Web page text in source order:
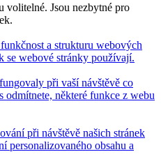
volitelné. Jsou nezbytné pro
a strukturu webových
se webové stránky používají.
při vaší návštěvě co
odmítnete, některé funkce z webu
při návštěvě našich stránek
personalizovaného obsahu a